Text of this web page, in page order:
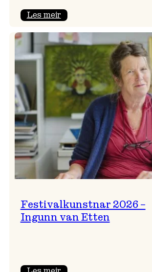
Les meir:
frå
Frøydis
Festivalkunstnar 2026 –
Ingunn van Etten
: